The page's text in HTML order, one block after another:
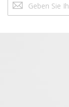
Sie
sich